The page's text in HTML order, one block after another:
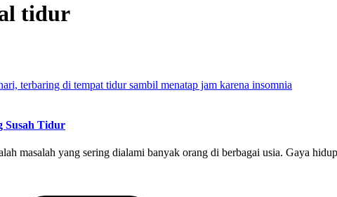
tidur
Susah Tidur
masalah yang sering dialami banyak orang di berbagai usia. Gaya